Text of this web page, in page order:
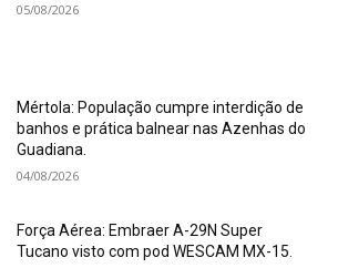
05/08/2026
Mértola: População cumpre interdição de
banhos e prática balnear nas Azenhas do
Guadiana.
04/08/2026
Força Aérea: Embraer A-29N Super
Tucano visto com pod WESCAM MX-15.